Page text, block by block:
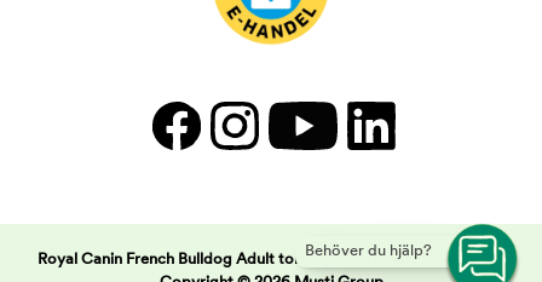
Behöver du hjälp?
Royal Canin French Bulldog Adult torrfoder för hund | Arken Zoo -